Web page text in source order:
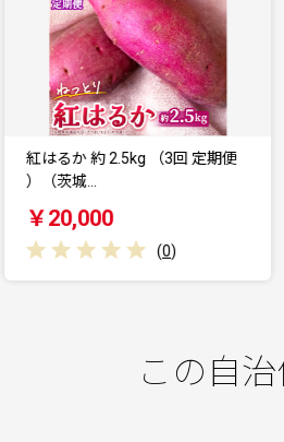
便
紅はるか 約 2.5kg （6回
￥40,000
この自